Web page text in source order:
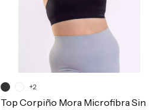
Top Corpiño Mora Microfibra Sin
+2